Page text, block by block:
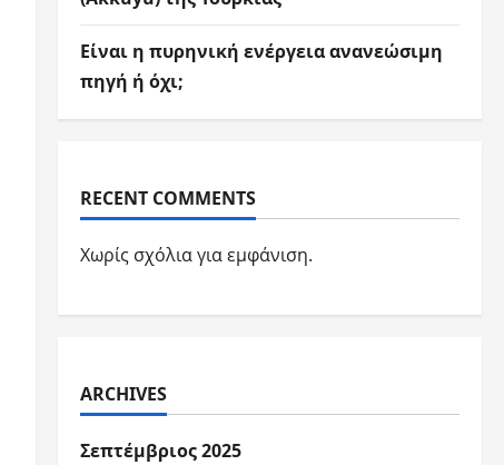
Είναι η πυρηνική ενέργεια ανανεώσιμη
πηγή ή όχι;
RECENT COMMENTS
Χωρίς σχόλια για εμφάνιση.
ARCHIVES
Σεπτέμβριος 2025